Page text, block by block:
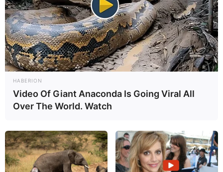
Normalmente el médico opta por utilizar las dos
técnicas en el mismo procedimiento, comenzando con
segura. Este procedimiento puede realizarse bajo
anestesia local, cuando se indica como examen
limpiar los restos de un aborto, por ejemplo.
Este raspado de las paredes del útero puede hacerse
HABERION
Video Of Giant Anaconda Is Going Viral All
Over The World. Watch